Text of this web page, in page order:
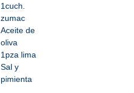
1cuch.
zumac
Aceite de
oliva
1pza lima
Sal y
pimienta